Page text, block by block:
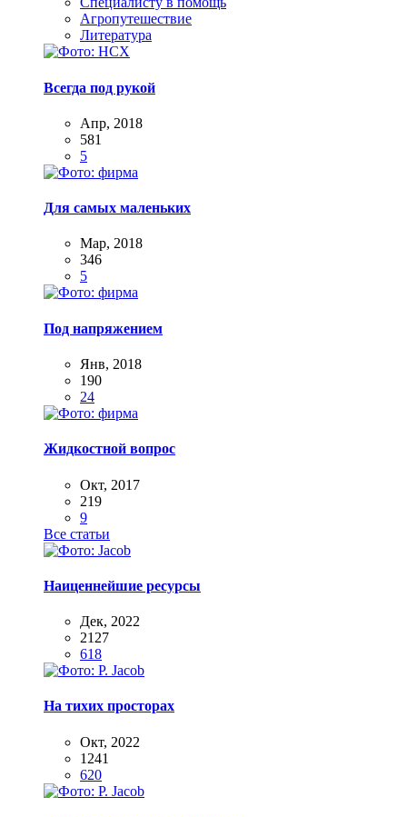
Агропутешествие
Литература
Всегда под рукой
Апр, 2018
581
5
Для самых маленьких
Мар, 2018
346
5
Под напряжением
Янв, 2018
190
24
Жидкостной вопрос
Окт, 2017
219
9
Все статьи
Наиценнейшие ресурсы
Дек, 2022
2127
618
На тихих просторах
Окт, 2022
1241
620